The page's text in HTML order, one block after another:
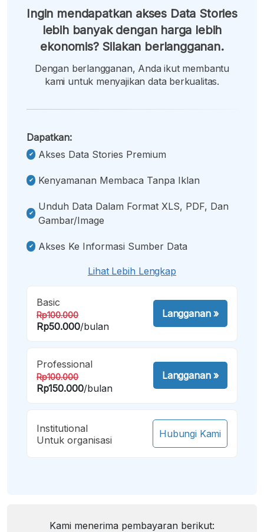
Ingin mendapatkan akses Data Stories
lebih banyak dengan harga lebih
ekonomis? Silakan berlangganan.
Dengan berlangganan, Anda ikut membantu
kami untuk menyajikan data berkualitas.
Dapatkan:
Akses Data Stories Premium
Kenyamanan Membaca Tanpa Iklan
Unduh Data Dalam Format XLS, PDF, Dan
Gambar/image
Akses Ke Informasi Sumber Data
Lihat Lebih Lengkap
Basic
Rp100.000
Rp50.000/bulan
Langganan»
Professional
Rp100.000
Rp150.000/bulan
Langganan»
Institutional
Untuk organisasi
Hubungi Kami
Kami menerima pembayaran berikut: